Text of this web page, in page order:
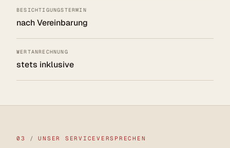
BESICHTIGUNGSTERMIN
nach Vereinbarung
WERTANRECHNUNG
stets inklusive
03 / UNSER SERVICEVERSPRECHEN